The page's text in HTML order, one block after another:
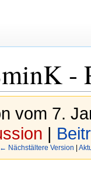
-
vom 7.
|
← Nächstältere Version